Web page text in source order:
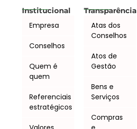
Institucional
Empresa
Conselhos
Quem é
quem
Referenciais
estratégicos
Transparência
Atas dos
Conselhos
Atos de
Gestão
Bens e
Serviços
Compras